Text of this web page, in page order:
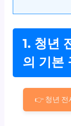
1. 청년
의 기본
👉 청년 전